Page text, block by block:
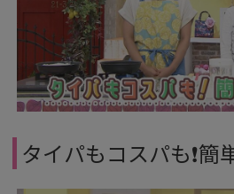
タイパもコスパも❗簡